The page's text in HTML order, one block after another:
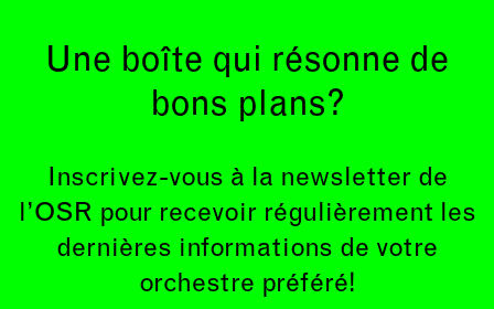
Une boîte qui résonne de
bons plans?
Inscrivez-vous à la newsletter de
l’OSR pour recevoir régulièrement les
dernières informations de votre
orchestre préféré!